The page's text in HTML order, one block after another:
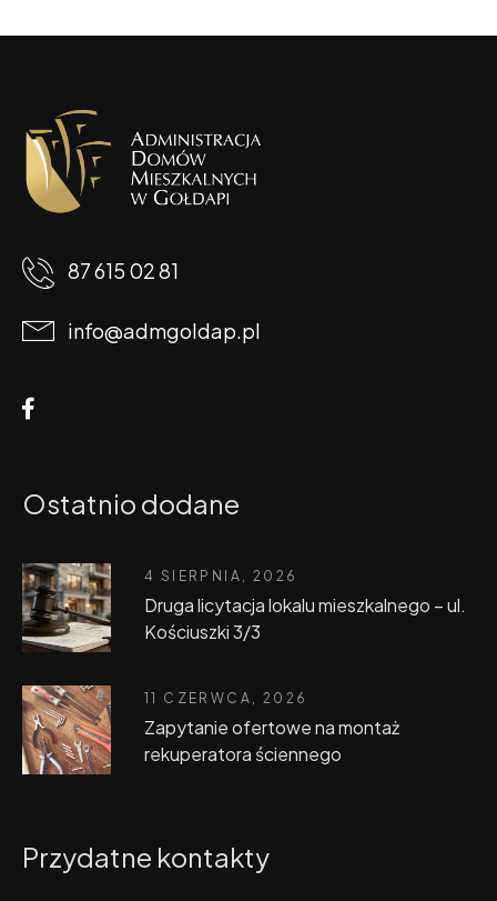
87 615 02 81
info@admgoldap.pl
Ostatnio dodane
4 SIERPNIA, 2026
Druga licytacja lokalu mieszkalnego – ul.
Kościuszki 3/3
11 CZERWCA, 2026
Zapytanie ofertowe na montaż
rekuperatora ściennego
Przydatne kontakty